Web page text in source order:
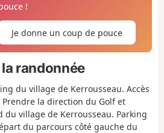
!
Je donne un coup de pouce
randonnée
du village de Kerrousseau. Accès
Prendre la direction du Golf et
village de Kerrousseau. Parking
du parcours côté gauche du